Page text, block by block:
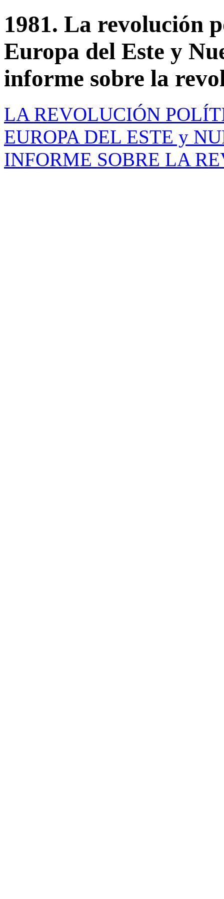
1981. La revolución
Europa del Este y
informe sobre la
LA REVOLUCIÓN
EUROPA DEL ESTE y
INFORME SOBRE LA